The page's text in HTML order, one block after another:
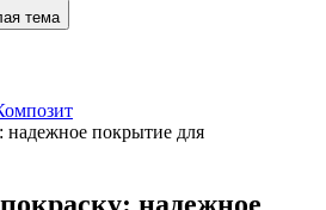
тема
надежное покрытие для